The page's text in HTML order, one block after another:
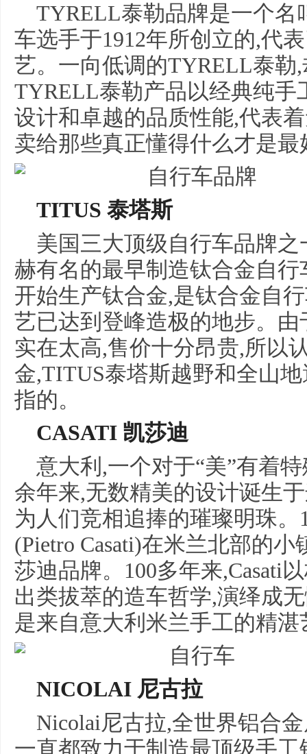
TYRELL泰勒品牌是一个
车选手于1912年所创立的,代
艺。一向低调的TYRELL泰勒
TYRELL泰勒产品以经典纯手
设计和卓越的品质性能,代表
卖给那些真正懂得什么才是
TITUS 泰塔斯
美国三大顶级自行车品牌
赫有名的最早制造钛合金自
开始生产钛合金,是钛合金自
艺已达到登峰造极的地步。
实在太高,售价十分昂贵,所以
金,TITUS泰塔斯越野和全山
指的。
CASATI 凯莎迪
意大利,一个对于“美”有着
余年来,无数精美的设计诞生
为人们竞相追捧的璀璨明珠。
(Pietro Casati)在米兰北部的小
莎迪品牌。100多年来,Casati
出类拔萃的造车哲学,演绎成
是来自意大利米兰手工的精湛
NICOLAI 尼古拉
Nicolai尼古拉,全世界铝合
一直都致力于制造最顶级手